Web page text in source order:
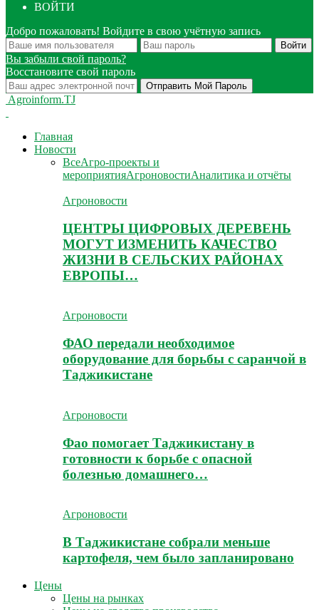
ВОЙТИ
Добро пожаловать! Войдите в свою учётную запись
Вы забыли свой пароль?
Восстановите свой пароль
Agroinform.TJ
Главная
Новости
ВсеАгро-проекты и
мероприятияАгроновостиАналитика и отчёты
Агроновости
ЦЕНТРЫ ЦИФРОВЫХ ДЕРЕВЕНЬ
МОГУТ ИЗМЕНИТЬ КАЧЕСТВО
ЖИЗНИ В СЕЛЬСКИХ РАЙОНАХ
ЕВРОПЫ…
Агроновости
ФАО передали необходимое
оборудование для борьбы с саранчой в
Таджикистане
Агроновости
Фао помогает Таджикистану в
готовности к борьбе с опасной
болезнью домашнего…
Агроновости
В Таджикистане собрали меньше
картофеля, чем было запланировано
Цены
Цены на рынках